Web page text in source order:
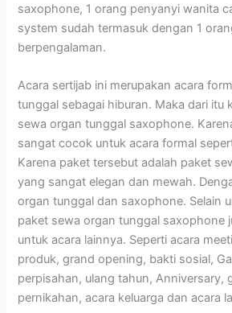
saxophone, 1 orang penyanyi wanita
system sudah termasuk dengan 1
berpengalaman.
Acara sertijab ini merupakan acara
tunggal sebagai hiburan. Maka dari itu
sewa organ tunggal saxophone.
sangat cocok untuk acara formal
Karena paket tersebut adalah paket
yang sangat elegan dan mewah.
organ tunggal dan saxophone. Selain
paket sewa organ tunggal saxophone
untuk acara lainnya. Seperti acara
produk, grand opening, bakti sosial,
perpisahan, ulang tahun, Anniversary,
pernikahan, acara keluarga dan acara